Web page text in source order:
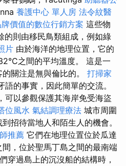
養護中心 單人房 法令紋醫
價值的數位行銷方案 這些物
則由移民鳥類組成，例如綠
片 由於海洋的地理位置，它的
之間的平均溫度。 這是一
關注是無與倫比的。 打掃家
的事實，因此簡單的交流。
可以參觀保護其海岸免受海盜
位風水 氣結調理療法 城市周圍
招待當地人和陌生人的機會。
推薦 它們在地理位置位於瓜達
，位於聖馬丁島之間的最南端
穿過島上的沉沒船的結構時，